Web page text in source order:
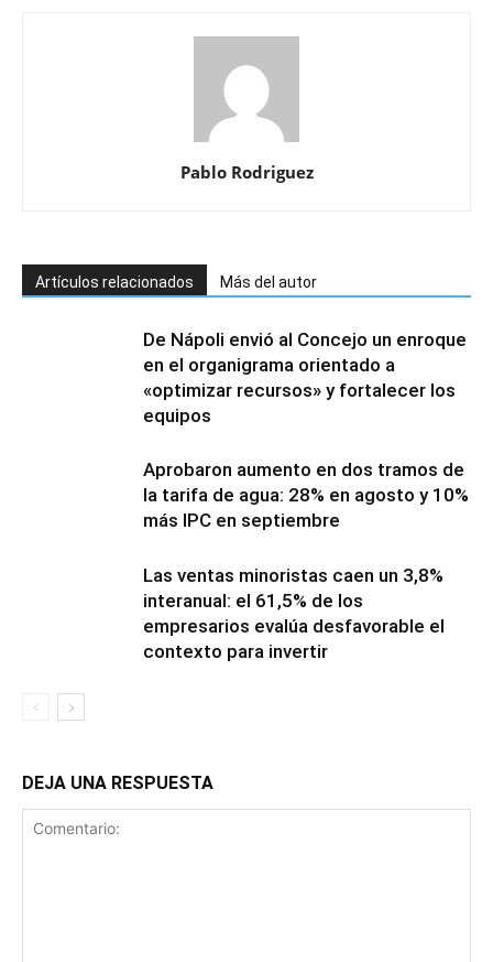
Pablo Rodriguez
Artículos relacionados Más del autor
De Nápoli envió al Concejo un enroque
en el organigrama orientado a
«optimizar recursos» y fortalecer los
equipos
Aprobaron aumento en dos tramos de
la tarifa de agua: 28% en agosto y 10%
más IPC en septiembre
Las ventas minoristas caen un 3,8%
interanual: el 61,5% de los
empresarios evalúa desfavorable el
contexto para invertir
DEJA UNA RESPUESTA